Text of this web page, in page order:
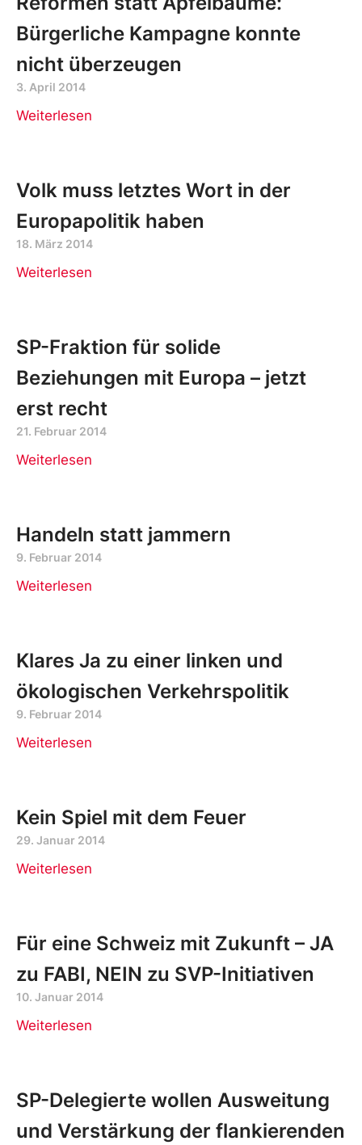
Bürgerliche Kampagne konnte
nicht überzeugen
3. April 2014
Weiterlesen
Volk muss letztes Wort in der
Europapolitik haben
18. März 2014
Weiterlesen
SP-Fraktion für solide
Beziehungen mit Europa – jetzt
erst recht
21. Februar 2014
Weiterlesen
Handeln statt jammern
9. Februar 2014
Weiterlesen
Klares Ja zu einer linken und
ökologischen Verkehrspolitik
9. Februar 2014
Weiterlesen
Kein Spiel mit dem Feuer
29. Januar 2014
Weiterlesen
Für eine Schweiz mit Zukunft – JA
zu FABI, NEIN zu SVP-Initiativen
10. Januar 2014
Weiterlesen
SP-Delegierte wollen Ausweitung
und Verstärkung der flankierenden